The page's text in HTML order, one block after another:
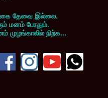
தேவை இல்லை.
மனம் போதும்.
முழங்காலில் நிற்க...